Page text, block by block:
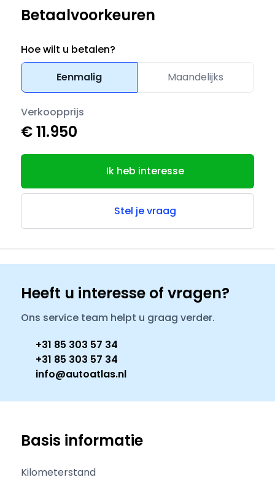
Betaalvoorkeuren
Hoe wilt u betalen?
Eenmalig
Maandelijks
Verkoopprijs
€ 11.950
Ik heb interesse
Stel je vraag
Heeft u interesse of vragen?
Ons service team helpt u graag verder.
+31 85 303 57 34
+31 85 303 57 34
info@autoatlas.nl
Basis informatie
Kilometerstand